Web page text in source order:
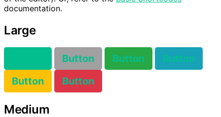
documentation.
Large
Button Button
Button
Button
Button
Medium